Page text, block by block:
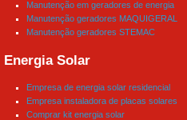
Manutenção em geradores de energia
Manutenção geradores MAQUIGERAL
Manutenção geradores STEMAC
Energia Solar
Empresa de energia solar residencial
Empresa instaladora de placas solares
Comprar kit energia solar